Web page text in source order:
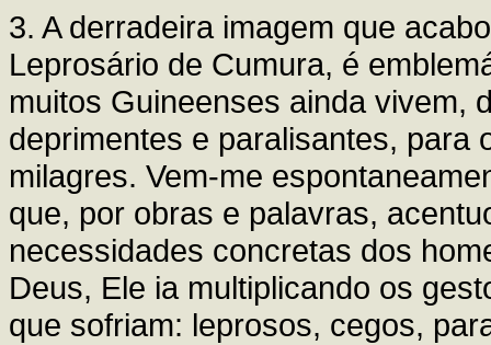
3. A derradeira imagem que
Leprosário de Cumura, é
muitos Guineenses ainda vivem,
deprimentes e paralisantes, para
milagres. Vem-me
que, por obras e palavras,
necessidades concretas dos
Deus, Ele ia multiplicando os
que sofriam: leprosos, cegos,